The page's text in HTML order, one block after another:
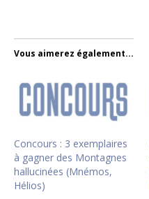
Vous aimerez également...
Concours : 3 exemplaires
à gagner des Montagnes
hallucinées (Mnémos,
Hélios)